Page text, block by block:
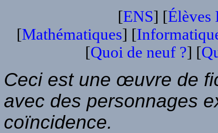
[ENS] [Élèves
[Mathématiques] [
[Quoi de neuf ?] [
Ceci est une œuvre de
avec des personnages
coïncidence.